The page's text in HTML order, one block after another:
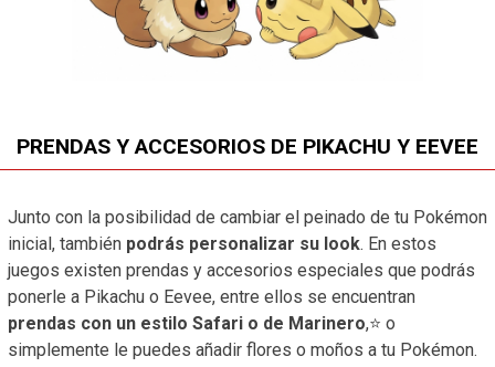
PRENDAS Y ACCESORIOS DE PIKACHU Y EEVEE
Junto con la posibilidad de cambiar el peinado de tu Pokémon
inicial, también podrás personalizar su look. En estos
juegos existen prendas y accesorios especiales que podrás
ponerle a Pikachu o Eevee, entre ellos se encuentran
prendas con un estilo Safari o de Marinero,⭐ o
simplemente le puedes añadir flores o moños a tu Pokémon.